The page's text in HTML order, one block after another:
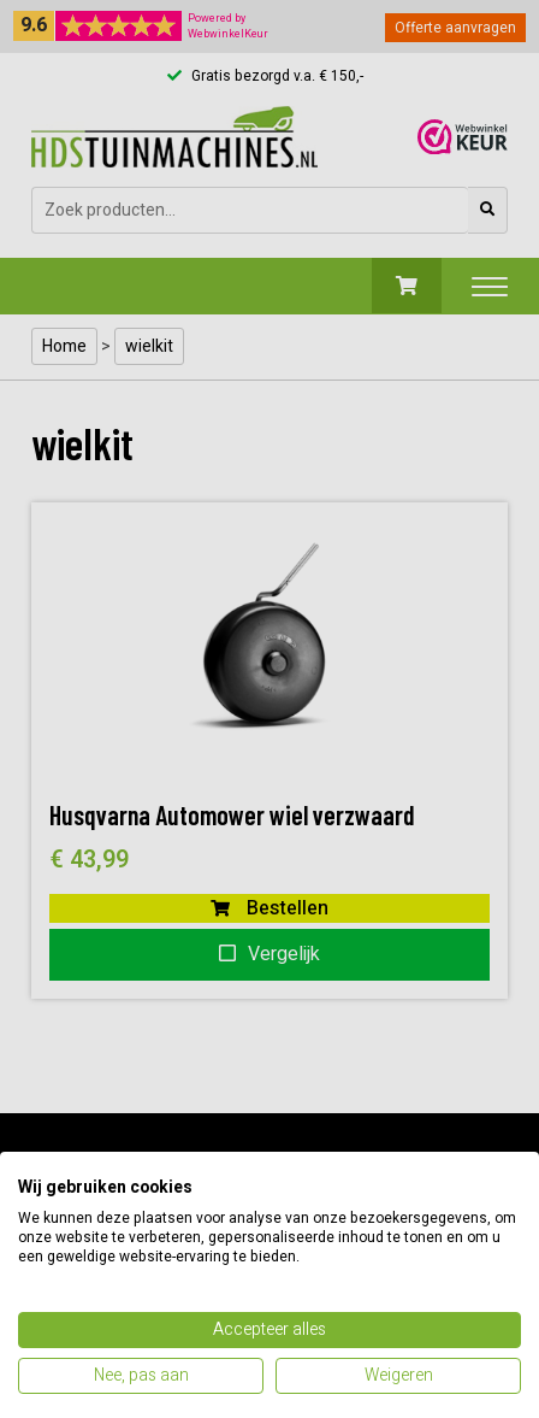
Gratis bezorgd v.a. € 150,-
9.6
Powered by
WebwinkelKeur
Offerte aanvragen
Zoeken
naar:
Home > wielkit
wielkit
Husqvarna Automower wiel verzwaard
€ 43,99
Bestellen
Vergelijk
Informatie
Betaalmethodes
Verzenden & retouren
Snelle links
Wij gebruiken cookies
We kunnen deze plaatsen voor analyse van onze bezoekersgegevens, om
onze website te verbeteren, gepersonaliseerde inhoud te tonen en om u
een geweldige website-ervaring te bieden.
Accepteer alles
Nee, pas aan
Weigeren